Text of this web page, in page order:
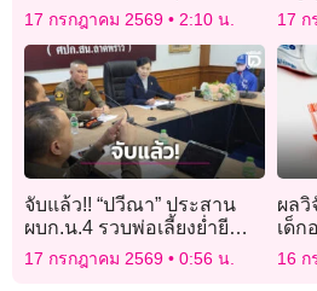
17 กรกฎาคม 2569 2:10 น. 17 ก
จับแล้ว!! “ปวีณา” ประสาน
ผบก.น.4 รวบพ่อเลี้ยงย่ำยี
ลูกสาววัย 14 นาน 6 ปี ขู่ฆ่า
ยกครัว
17 กรกฎาคม 2569 0:56 น.
ผลวิ
เด็ก
หัวใ
16 ก